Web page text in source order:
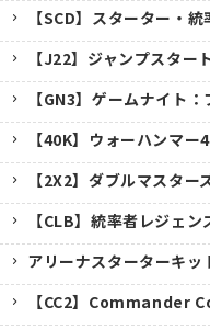
【SCD】スターター・
【J22】ジャンプスター
【GN3】ゲームナイト
【40K】ウォーハンマ
【2X2】ダブルマスター
【CLB】統率者レジェ
アリーナスターターキッ
【CC2】Commander